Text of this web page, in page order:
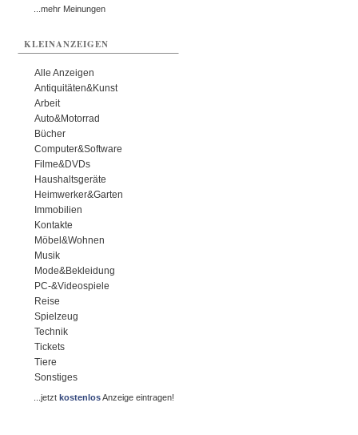
...mehr Meinungen
KLEINANZEIGEN
Alle Anzeigen
Antiquitäten&Kunst
Arbeit
Auto&Motorrad
Bücher
Computer&Software
Filme&DVDs
Haushaltsgeräte
Heimwerker&Garten
Immobilien
Kontakte
Möbel&Wohnen
Musik
Mode&Bekleidung
PC-&Videospiele
Reise
Spielzeug
Technik
Tickets
Tiere
Sonstiges
...jetztkostenlosAnzeige eintragen!